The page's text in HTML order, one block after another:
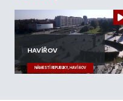
HAVÍŘOV
NÁMĚSTÍ REPUBLIKY, HAVÍŘOV